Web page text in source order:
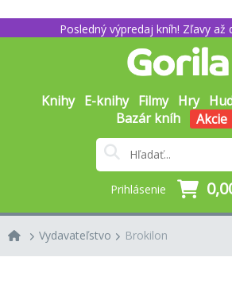
Posledný výpredaj kníh! Zľavy až
Knihy E-knihy Filmy Hry
Bazár kníh
Akcie
Prihlásenie
Vydavateľstvo Brokilon